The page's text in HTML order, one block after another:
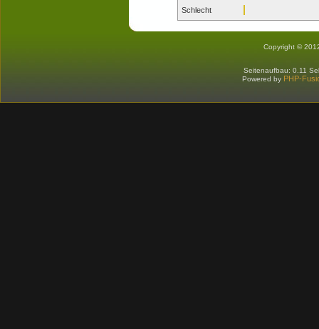
Schlecht
Copyright ©
Seitenaufbau: 0.11
Powered by PHP-